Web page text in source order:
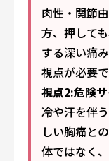
肉性・関節
方、押して
する深い痛
視点が必要で
視点2:危険
冷や汗を伴
しい胸痛と
体ではなく